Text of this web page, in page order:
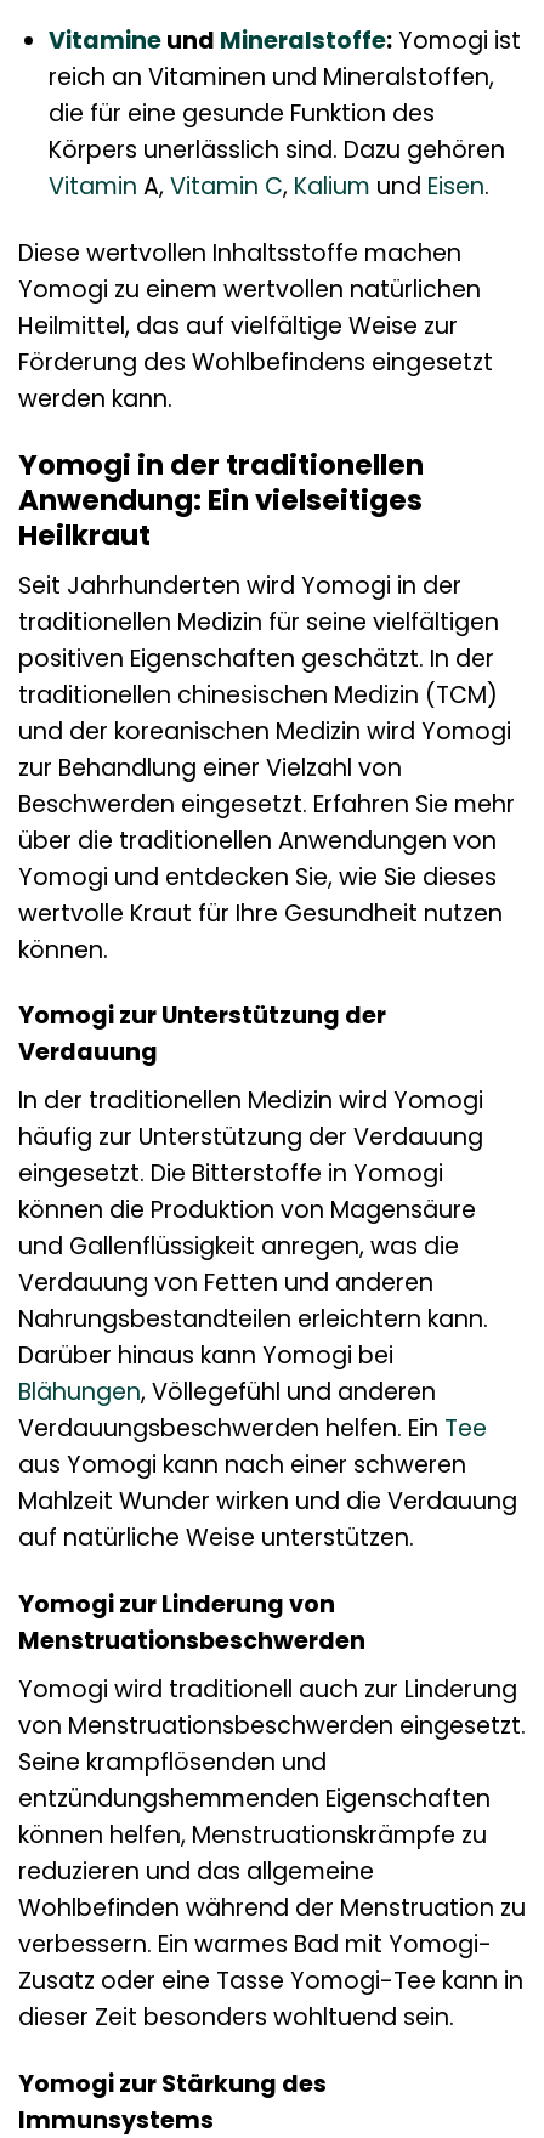
Vitamineund Mineralstoffe:Yomogi ist
reich an Vitaminen und Mineralstoffen,
die für eine gesunde Funktion des
Körpers unerlässlich sind. Dazu gehören
Vitamin A, Vitamin C, Kalium und Eisen.
Diese wertvollen Inhaltsstoffe machen
Yomogi zu einem wertvollen natürlichen
Heilmittel, das auf vielfältige Weise zur
Förderung des Wohlbefindens eingesetzt
werden kann.
Yomogi in der traditionellen
Anwendung: Ein vielseitiges
Heilkraut
Seit Jahrhunderten wird Yomogi in der
traditionellen Medizin für seine vielfältigen
positiven Eigenschaften geschätzt. In der
traditionellen chinesischen Medizin (TCM)
und der koreanischen Medizin wird Yomogi
zur Behandlung einer Vielzahl von
Beschwerden eingesetzt. Erfahren Sie mehr
über die traditionellen Anwendungen von
Yomogi und entdecken Sie, wie Sie dieses
wertvolle Kraut für Ihre Gesundheit nutzen
können.
Yomogi zur Unterstützung der
Verdauung
In der traditionellen Medizin wird Yomogi
häufig zur Unterstützung der Verdauung
eingesetzt. Die Bitterstoffe in Yomogi
können die Produktion von Magensäure
und Gallenflüssigkeit anregen, was die
Verdauung von Fetten und anderen
Nahrungsbestandteilen erleichtern kann.
Darüber hinaus kann Yomogi bei
Blähungen, Völlegefühl und anderen
Verdauungsbeschwerden helfen. Ein Tee
aus Yomogi kann nach einer schweren
Mahlzeit Wunder wirken und die Verdauung
auf natürliche Weise unterstützen.
Yomogi zur Linderung von
Menstruationsbeschwerden
Yomogi wird traditionell auch zur Linderung
von Menstruationsbeschwerden eingesetzt.
Seine krampflösenden und
entzündungshemmenden Eigenschaften
können helfen, Menstruationskrämpfe zu
reduzieren und das allgemeine
Wohlbefinden während der Menstruation zu
verbessern. Ein warmes Bad mit Yomogi-
Zusatz oder eine Tasse Yomogi-Tee kann in
dieser Zeit besonders wohltuend sein.
Yomogi zur Stärkung des
Immunsystems